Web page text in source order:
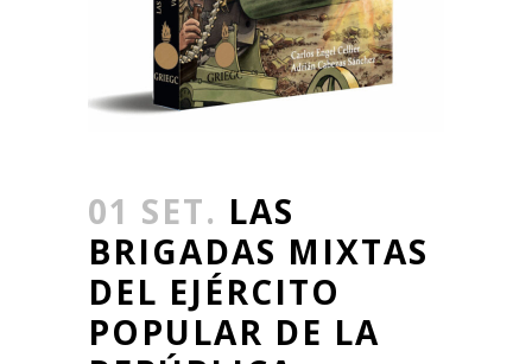
01 SET. LAS
BRIGADAS MIXTAS
DEL EJÉRCITO
POPULAR DE LA